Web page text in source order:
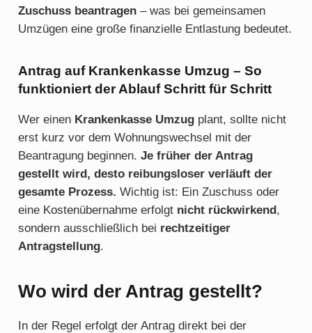
Zuschuss beantragen– was bei gemeinsamen
Umzügen eine große finanzielle Entlastung bedeutet.
Antrag auf Krankenkasse Umzug – So
funktioniert der Ablauf Schritt für Schritt
Wer einen Krankenkasse Umzugplant, sollte nicht
erst kurz vor dem Wohnungswechsel mit der
Beantragung beginnen. Je früher der Antrag
gestellt wird, desto reibungsloser verläuft der
gesamte Prozess. Wichtig ist: Ein Zuschuss oder
eine Kostenübernahme erfolgt nicht rückwirkend ,
sondern ausschließlich bei rechtzeitiger
Antragstellung.
Wo wird der Antrag gestellt?
In der Regel erfolgt der Antrag direkt bei der